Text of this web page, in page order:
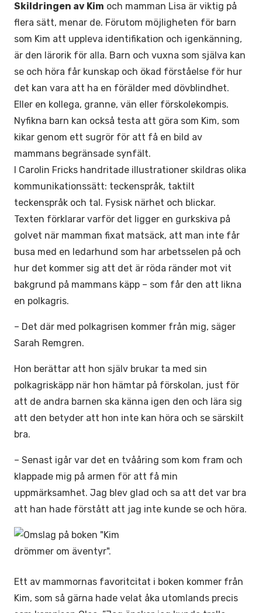
Skildringen av Kim och mamman Lisa är viktig på
flera sätt, menar de. Förutom möjligheten för barn
som Kim att uppleva identifikation och igenkänning,
är den lärorik för alla. Barn och vuxna som själva kan
se och höra får kunskap och ökad förståelse för hur
det kan vara att ha en förälder med dövblindhet.
Eller en kollega, granne, vän eller förskolekompis.
Nyfikna barn kan också testa att göra som Kim, som
kikar genom ett sugrör för att få en bild av
mammans begränsade synfält.
I Carolin Fricks handritade illustrationer skildras olika
kommunikationssätt: teckenspråk, taktilt
teckenspråk och tal. Fysisk närhet och blickar.
Texten förklarar varför det ligger en gurkskiva på
golvet när mamman fixat matsäck, att man inte får
busa med en ledarhund som har arbetsselen på och
hur det kommer sig att det är röda ränder mot vit
bakgrund på mammans käpp – som får den att likna
en polkagris.
– Det där med polkagrisen kommer från mig, säger
Sarah Remgren.
Hon berättar att hon själv brukar ta med sin
polkagriskäpp när hon hämtar på förskolan, just för
att de andra barnen ska känna igen den och lära sig
att den betyder att hon inte kan höra och se särskilt
bra.
– Senast igår var det en tvååring som kom fram och
klappade mig på armen för att få min
uppmärksamhet. Jag blev glad och sa att det var bra
att han hade förstått att jag inte kunde se och höra.
Ett av mammornas favoritcitat i boken kommer från
Kim, som så gärna hade velat åka utomlands precis